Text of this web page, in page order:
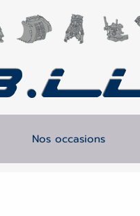
Nos occasions